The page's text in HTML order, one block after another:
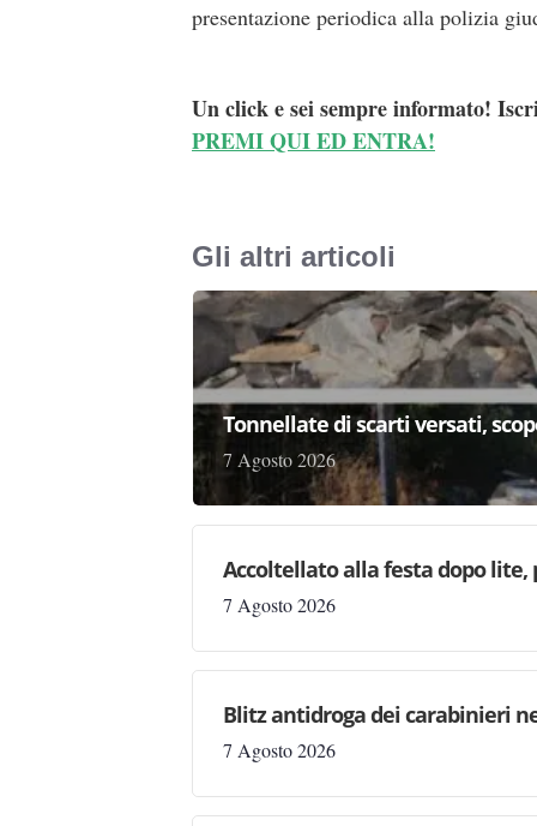
presentazione periodica alla polizia
Un click e sei sempre informato!
PREMI QUI ED ENTRA!
Gli altri articoli
Tonnellate di scarti versati,
7 Agosto 2026
Accoltellato alla festa dopo lite,
7 Agosto 2026
Blitz antidroga dei carabinieri
7 Agosto 2026